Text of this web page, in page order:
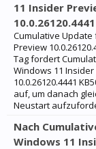
11 Insider
Cumulative
Preview
Tag fordert
Windows 11
10.0.26120.4441
auf, um danach
Neustart
Nach
Windows 11